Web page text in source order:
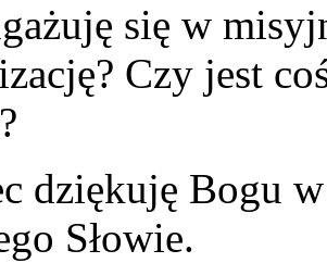
się w
Czy jest
dziękuję Bogu
Słowie.